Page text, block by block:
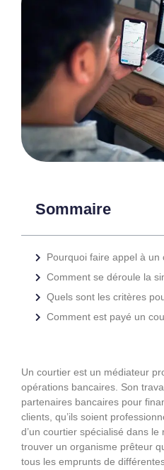
Sommaire
Comment est payé un
Un courtier est un médiateur
opérations bancaires. Son
partenaires bancaires pour
clients, qu’ils soient
d’un courtier spécialisé dans
trouver un organisme prêteur
tous les emprunts de